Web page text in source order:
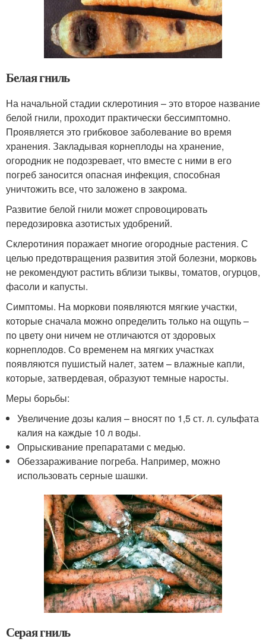
Белая гниль
На начальной стадии склеротиния – это второе название
белой гнили, проходит практически бессимптомно.
Проявляется это грибковое заболевание во время
хранения. Закладывая корнеплоды на хранение,
огородник не подозревает, что вместе с ними в его
погреб заносится опасная инфекция, способная
уничтожить все, что заложено в закрома.
Развитие белой гнили может спровоцировать
передозировка азотистых удобрений.
Склеротиния поражает многие огородные растения. С
целью предотвращения развития этой болезни, морковь
не рекомендуют растить вблизи тыквы, томатов, огурцов,
фасоли и капусты.
Симптомы. На моркови появляются мягкие участки,
которые сначала можно определить только на ощупь –
по цвету они ничем не отличаются от здоровых
корнеплодов. Со временем на мягких участках
появляются пушистый налет, затем – влажные капли,
которые, затвердевая, образуют темные наросты.
Меры борьбы:
Увеличение дозы калия – вносят по 1,5 ст. л. сульфата
калия на каждые 10 л воды.
Опрыскивание препаратами с медью.
Обеззараживание погреба. Например, можно
использовать серные шашки.
Серая гниль